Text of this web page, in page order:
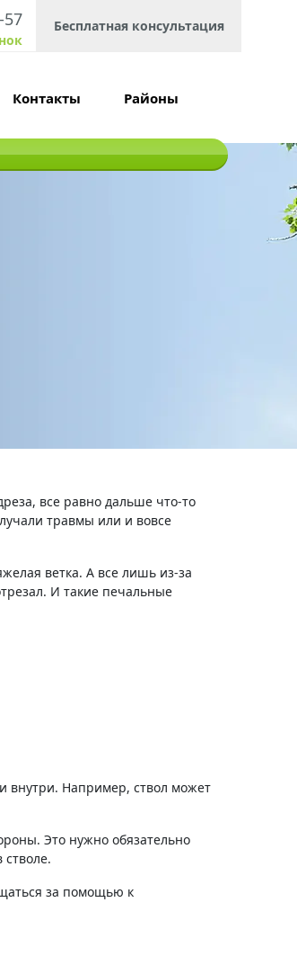
57 Бесплатная консультация
Контакты Районы
все равно дальше что-то
травмы или и вовсе
ветка. А все лишь из-за
И такие печальные
внутри. Например, ствол может
Это нужно обязательно
за помощью к